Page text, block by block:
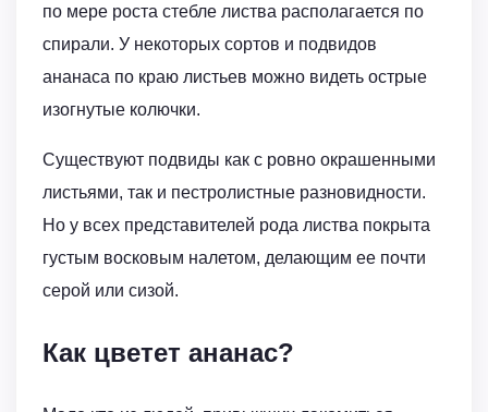
по мере роста стебле листва располагается по
спирали. У некоторых сортов и подвидов
ананаса по краю листьев можно видеть острые
изогнутые колючки.
Существуют подвиды как с ровно окрашенными
листьями, так и пестролистные разновидности.
Но у всех представителей рода листва покрыта
густым восковым налетом, делающим ее почти
серой или сизой.
Как цветет ананас?